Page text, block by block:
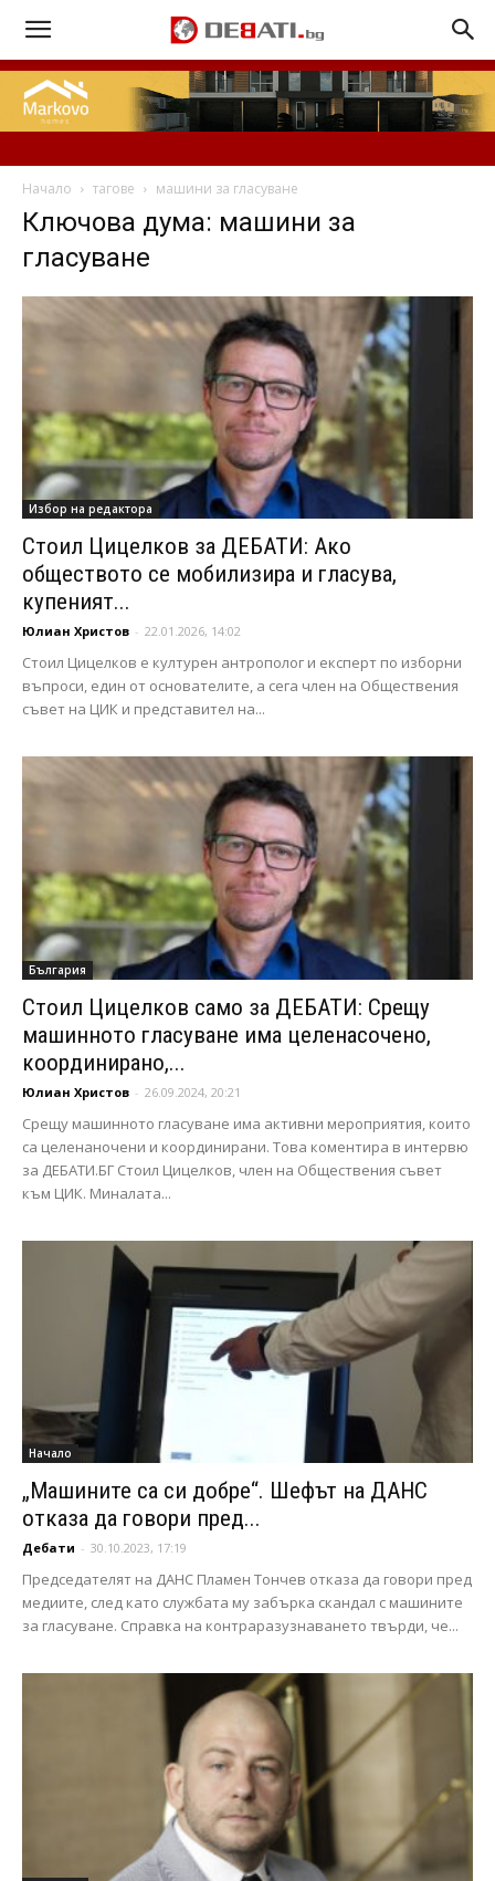
Начало тагове машини за гласуване
Ключова дума: машини за
гласуване
Избор на редактора
Стоил Цицелков за ДЕБАТИ: Ако
обществото се мобилизира и гласува,
купеният...
Юлиан Христов - 22.01.2026, 14:02
Стоил Цицелков е културен антрополог и експерт по изборни
въпроси, един от основателите, а сега член на Обществения
съвет на ЦИК и представител на...
България
Стоил Цицелков само за ДЕБАТИ: Срещу
машинното гласуване има целенасочено,
координирано,...
Юлиан Христов - 26.09.2024, 20:21
Срещу машинното гласуване има активни мероприятия, които
са целенаночени и координирани. Това коментира в интервю
за ДЕБАТИ.БГ Стоил Цицелков, член на Обществения съвет
към ЦИК. Миналата...
Начало
„Машините са си добре“. Шефът на ДАНС
отказа да говори пред...
Дебати - 30.10.2023, 17:19
Председателят на ДАНС Пламен Тончев отказа да говори пред
медиите, след като службата му забърка скандал с машините
за гласуване. Справка на контраразузнаването твърди, че...